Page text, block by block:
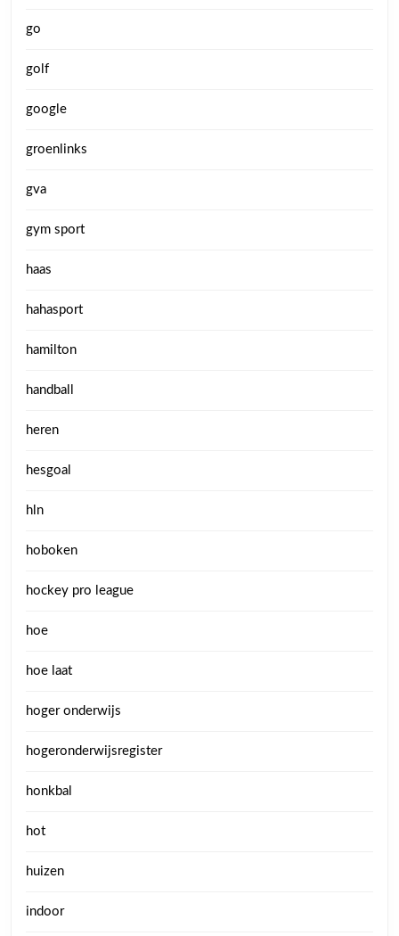
go
golf
google
groenlinks
gva
gym sport
haas
hahasport
hamilton
handball
heren
hesgoal
hln
hoboken
hockey pro league
hoe
hoe laat
hoger onderwijs
hogeronderwijsregister
honkbal
hot
huizen
indoor